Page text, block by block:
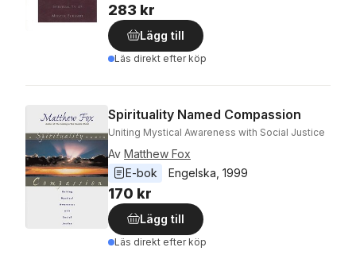
283 kr
Lägg till
Läs direkt efter köp
Spirituality Named Compassion
Uniting Mystical Awareness with Social Justice
Av Matthew Fox
E-bok
Engelska 1999
170 kr
Lägg till
Läs direkt efter köp